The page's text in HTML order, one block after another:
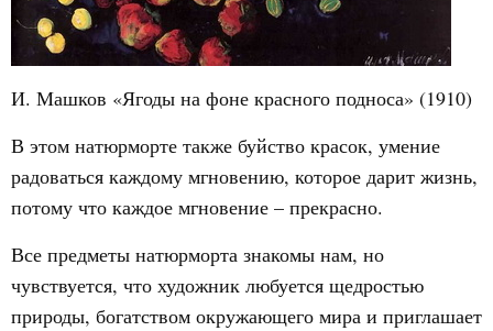
И. Машков «Ягоды на фоне красного подноса» (1910)
В этом натюрморте также буйство красок, умение
радоваться каждому мгновению, которое дарит жизнь,
потому что каждое мгновение – прекрасно.
Все предметы натюрморта знакомы нам, но
чувствуется, что художник любуется щедростью
природы, богатством окружающего мира и приглашает